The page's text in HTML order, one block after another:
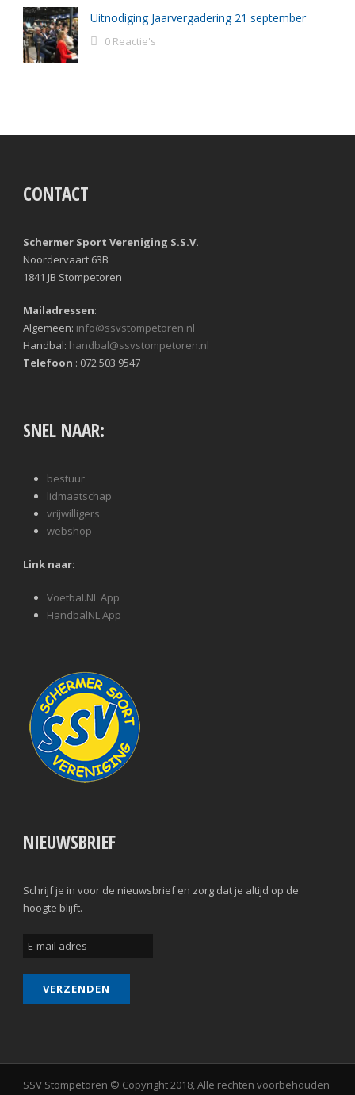
Uitnodiging Jaarvergadering 21 september
0 Reactie's
CONTACT
Schermer Sport Vereniging S.S.V.
Noordervaart 63B
1841 JB Stompetoren
Mailadressen:
Algemeen: info@ssvstompetoren.nl
Handbal: handbal@ssvstompetoren.nl
Telefoon : 072 503 9547
SNEL NAAR:
bestuur
lidmaatschap
vrijwilligers
webshop
Link naar:
Voetbal.NL App
HandbalNL App
NIEUWSBRIEF
Schrijf je in voor de nieuwsbrief en zorg dat je altijd op de
hoogte blijft.
SSV Stompetoren © Copyright 2018, Alle rechten voorbehouden